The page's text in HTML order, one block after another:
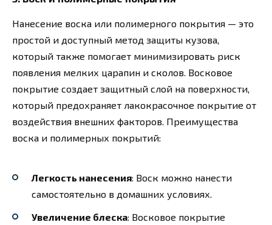
Нанесение воска или полимерного покрытия — это
простой и доступный метод защиты кузова,
который также помогает минимизировать риск
появления мелких царапин и сколов. Восковое
покрытие создает защитный слой на поверхности,
который предохраняет лакокрасочное покрытие от
воздействия внешних факторов. Преимущества
воска и полимерных покрытий:
Легкость нанесения: Воск можно нанести
самостоятельно в домашних условиях.
Увеличение блеска: Восковое покрытие